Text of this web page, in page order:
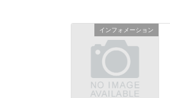
インフォメーション